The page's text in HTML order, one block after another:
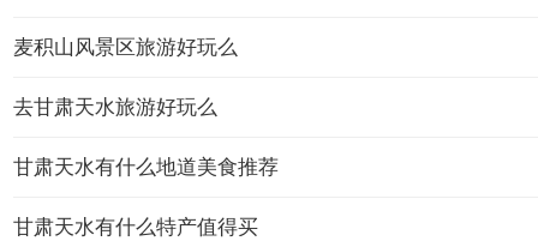
麦积山风景区旅游好玩么
去甘肃天水旅游好玩么
甘肃天水有什么地道美食推荐
甘肃天水有什么特产值得买